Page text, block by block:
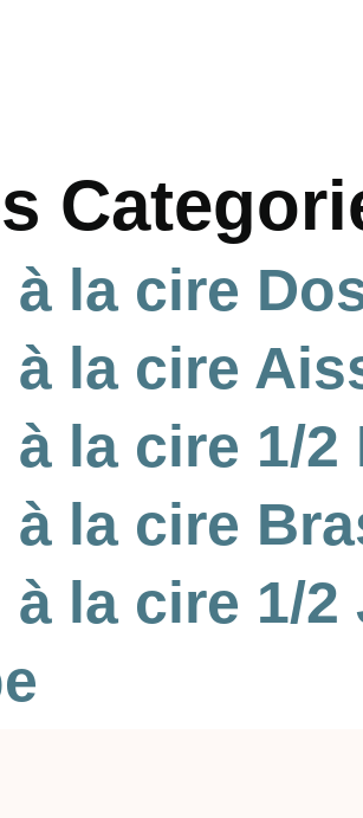
la cire
la cire
la cire 1/2
la cire
la cire 1/2